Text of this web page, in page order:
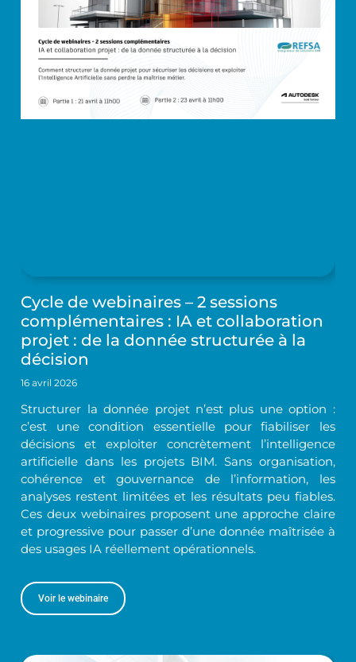
Cycle de webinaires – 2 sessions
complémentaires : IA et collaboration
projet : de la donnée structurée à la
décision
16 avril 2026
Structurer la donnée projet n’est plus une option :
c’est une condition essentielle pour fiabiliser les
décisions et exploiter concrètement l’intelligence
artificielle dans les projets BIM. Sans organisation,
cohérence et gouvernance de l’information, les
analyses restent limitées et les résultats peu fiables.
Ces deux webinaires proposent une approche claire
et progressive pour passer d’une donnée maîtrisée à
des usages IA réellement opérationnels.
Voir le webinaire